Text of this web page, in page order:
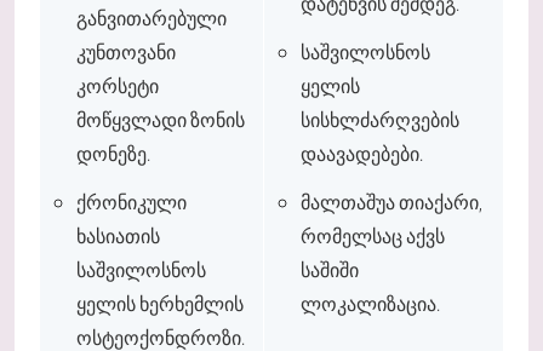
განვითარებული
კუნთოვანი
კორსეტი
მოწყვლადი ზონის
დონეზე.
ქრონიკული
ხასიათის
საშვილოსნოს
ყელის ხერხემლის
ოსტეოქონდროზი.
საშვილოსნოს
ყელის
სისხლძარღვების
დაავადებები.
მალთაშუა თიაქარი,
რომელსაც აქვს
საშიში
ლოკალიზაცია.